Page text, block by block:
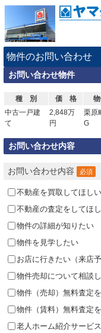
物件のお問い合わせ
お問い合わせ物件
種 別 価 格
中古一戸建
て
2,848万
円
栗原
G
お問い合わせ内容
お問い合わせ内容 必須
不動産を買取してほしい
不動産の査定をしてほ
物件の詳細が知りたい
物件を見学したい
お店に行きたい（来店
物件売却について相談
物件（売却）無料査定
物件（賃料）無料査定
老人ホーム紹介サービ